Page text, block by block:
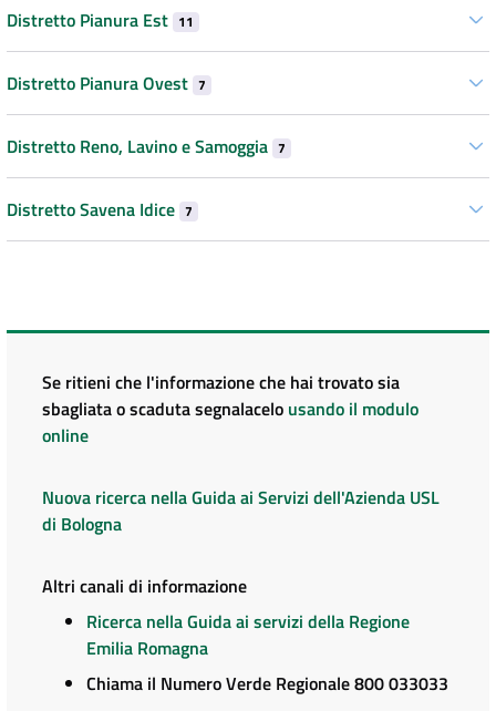
Distretto Pianura Est 11
Distretto Pianura Ovest 7
Distretto Reno, Lavino e Samoggia 7
Distretto Savena Idice 7
Se ritieni che l'informazione che hai trovato sia
sbagliata o scaduta segnalacelo usando il modulo
online
Nuova ricerca nella Guida ai Servizi dell'Azienda USL
di Bologna
Altri canali di informazione
Ricerca nella Guida ai servizi della Regione
Emilia Romagna
Chiama il Numero Verde Regionale 800 033033